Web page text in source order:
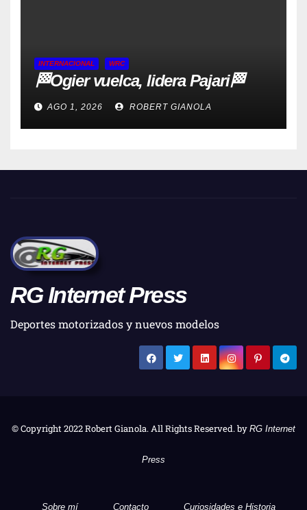
INTERNACIONAL WRC
🏁Ogier vuelca, lidera Pajari🏁
AGO 1, 2026 ROBERT GIANOLA
RG Internet Press
Deportes motorizados y nuevos modelos
© Copyright 2022 Robert Gianola. All Rights Reserved. by RG Internet
Press
Sobre mí Contacto Curiosidades e Historia